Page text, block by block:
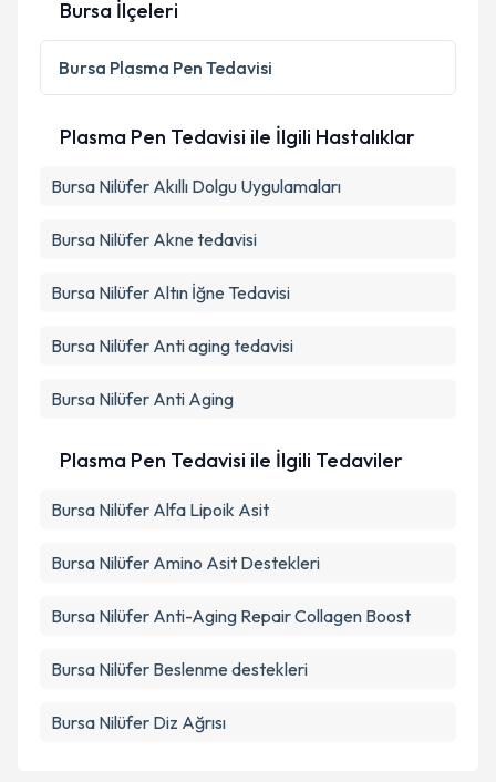
Kişisel verilerimin işlenmesine ilişkinAydınlatma
Metni
'ni okudum ve kişisel verilerimin belirtilen
kapsamda işlenmesini kabul ediyorum.
Takvim Talebini Gönder
Bursa İlçeleri
Bursa Plasma Pen Tedavisi
Plasma Pen Tedavisi ile İlgili Hastalıklar
Bursa Nilüfer Akıllı Dolgu Uygulamaları
Bursa Nilüfer Akne tedavisi
Bursa Nilüfer Altın İğne Tedavisi
Bursa Nilüfer Anti aging tedavisi
Bursa Nilüfer Anti Aging
Plasma Pen Tedavisi ile İlgili Tedaviler
Bursa Nilüfer Alfa Lipoik Asit
Bursa Nilüfer Amino Asit Destekleri
Bursa Nilüfer Anti-Aging Repair Collagen Boost
Bursa Nilüfer Beslenme destekleri
Bursa Nilüfer Diz Ağrısı